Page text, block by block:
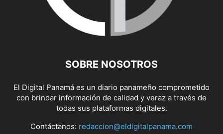
SOBRE NOSOTROS
El Digital Panamá es un diario panameño comprometido
con brindar información de calidad y veraz a través de
todas sus plataformas digitales.
Contáctanos: redaccion@eldigitalpanama.com